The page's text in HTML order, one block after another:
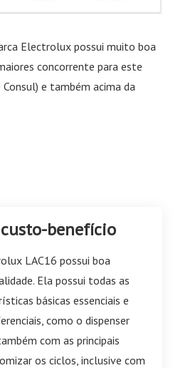
Electrolux possui muito boa
concorrente para este
e também acima da
benefício
LAC16 possui boa
Ela possui todas as
básicas essenciais e
como o dispenser
com as principais
os ciclos, inclusive com